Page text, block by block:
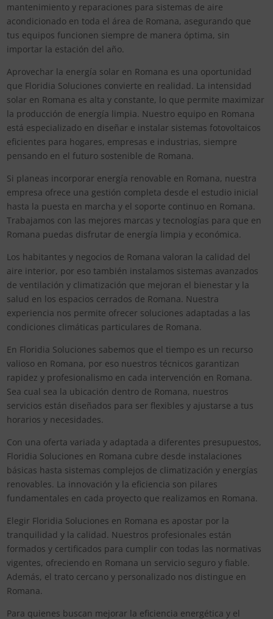
mantenimiento y reparaciones para sistemas de aire
acondicionado en toda el área de Romana, asegurando que
tus equipos funcionen siempre de manera óptima, sin
importar la estación del año.
Aprovechar la energía solar en Romana es una oportunidad
que Floridia Soluciones convierte en realidad. La intensidad
solar en Romana es alta y constante, lo que permite maximizar
la producción de energía limpia. Nuestro equipo en Romana
está especializado en diseñar e instalar sistemas fotovoltaicos
eficientes para hogares, empresas e industrias, siempre
pensando en el futuro sostenible de Romana.
Si planeas incorporar energía renovable en Romana, nuestra
empresa ofrece una gestión completa desde el estudio inicial
hasta la puesta en marcha y el soporte continuo en Romana.
Trabajamos con las mejores marcas y tecnologías para que en
Romana puedas disfrutar de energía limpia y económica.
Los habitantes y negocios de Romana valoran la calidad del
aire interior, por eso también instalamos sistemas avanzados
de ventilación y climatización que mejoran el bienestar y la
salud en los espacios cerrados de Romana. Nuestra
experiencia nos permite ofrecer soluciones adaptadas a las
condiciones climáticas particulares de Romana.
En Floridia Soluciones sabemos que el tiempo es un recurso
valioso en Romana, por eso nuestros técnicos garantizan
rapidez y profesionalismo en cada intervención en Romana.
Sea cual sea la ubicación dentro de Romana, nuestros
servicios están diseñados para ser flexibles y ajustarse a tus
horarios y necesidades.
Con una oferta variada y adaptada a diferentes presupuestos,
Floridia Soluciones en Romana cubre desde instalaciones
básicas hasta sistemas complejos de climatización y energías
renovables. La innovación y la eficiencia son pilares
fundamentales en cada proyecto que realizamos en Romana.
Elegir Floridia Soluciones en Romana es apostar por la
tranquilidad y la calidad. Nuestros profesionales están
formados y certificados para cumplir con todas las normativas
vigentes, ofreciendo en Romana un servicio seguro y fiable.
Además, el trato cercano y personalizado nos distingue en
Romana.
Para quienes buscan mejorar la eficiencia energética y el